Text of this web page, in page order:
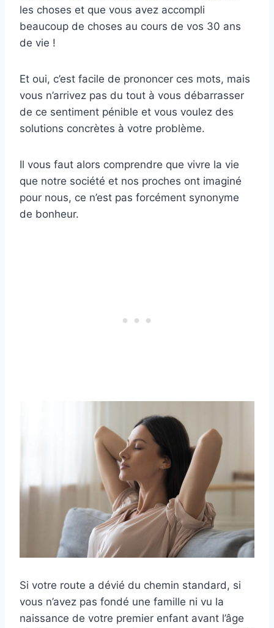
les choses et que vous avez accompli
beaucoup de choses au cours de vos 30 ans
de vie !
Et oui, c’est facile de prononcer ces mots, mais
vous n’arrivez pas du tout à vous débarrasser
de ce sentiment pénible et vous voulez des
solutions concrètes à votre problème.
Il vous faut alors comprendre que vivre la vie
que notre société et nos proches ont imaginé
pour nous, ce n’est pas forcément synonyme
de bonheur.
Si votre route a dévié du chemin standard, si
vous n’avez pas fondé une famille ni vu la
naissance de votre premier enfant avant l’âge